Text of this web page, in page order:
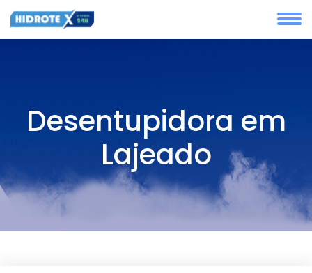
Desentupidora em
Lajeado